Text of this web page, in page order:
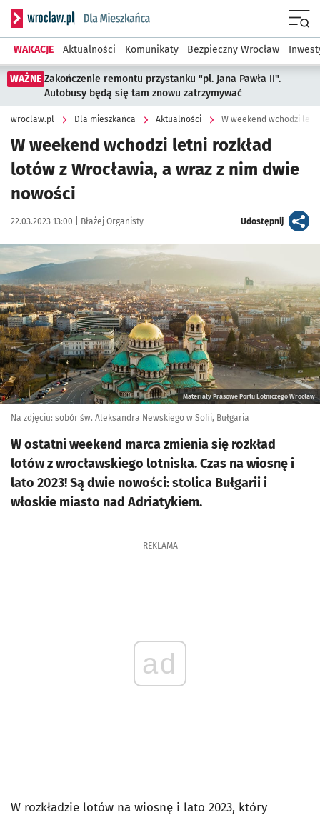
Serwis informacyjny wroclaw.pl podserwis: Dla mieszkańca
WAKACJE Aktualności Komunikaty Bezpieczny Wrocław
WAŻNE Zakończenie remontu przystanku "pl. Jana Pawła II".
Autobusy będą się tam znowu zatrzymywać
wroclaw.pl Dla mieszkańca Aktualności W weekend wchodzi
W weekend wchodzi letni rozkład
lotów z Wrocławia, a wraz z nim dwie
nowości
Data publikacji:
22.03.2023 13:00 | Autor:
Błażej Organisty Udostępnijartykuł
Kliknij, aby powiększyć
Materiały Prasowe Portu Lotniczego Wrocław
Na zdjęciu: sobór św. Aleksandra Newskiego w Sofii, Bułgaria
W ostatni weekend marca zmienia się rozkład
lotów z wrocławskiego lotniska. Czas na wiosnę i
lato 2023! Są dwie nowości: stolica Bułgarii i
włoskie miasto nad Adriatykiem.
REKLAMA
ad
W rozkładzie lotów na wiosnę i lato 2023, który